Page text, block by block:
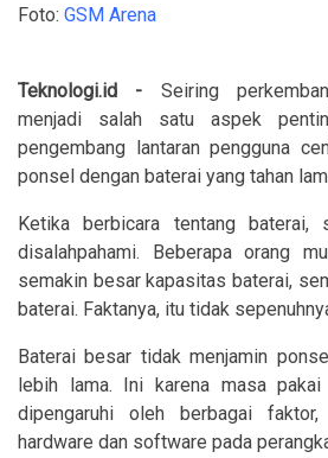
Foto: GSM Arena
Teknologi.id - Seiring
menjadi salah satu aspek
pengembang lantaran pengguna
ponsel dengan baterai yang tahan
Ketika berbicara tentang
disalahpahami. Beberapa orang
semakin besar kapasitas baterai,
baterai. Faktanya, itu tidak
Baterai besar tidak menjamin
lebih lama. Ini karena masa
dipengaruhi oleh berbagai faktor,
hardware dan software pada